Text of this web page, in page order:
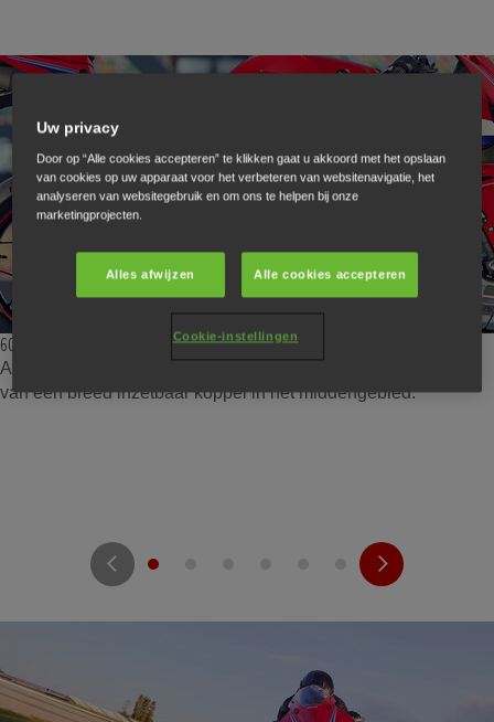
600 cc viercilinder-in-lijn.
Afgesteld voor maximale output bij hoge toeren en voorzien
van een breed inzetbaar koppel in het middengebied.
Uw privacy
Door op “Alle cookies accepteren” te klikken gaat u akkoord met het opslaan
van cookies op uw apparaat voor het verbeteren van websitenavigatie, het
analyseren van websitegebruik en om ons te helpen bij onze
marketingprojecten.
Alles afwijzen Alle cookies accepteren
Cookie-instellingen